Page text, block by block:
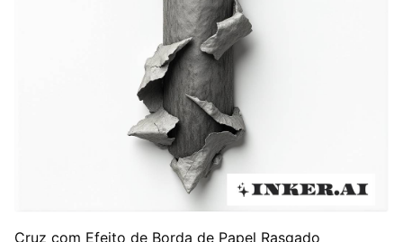
Cruz com Efeito de Borda de Papel Rasgado